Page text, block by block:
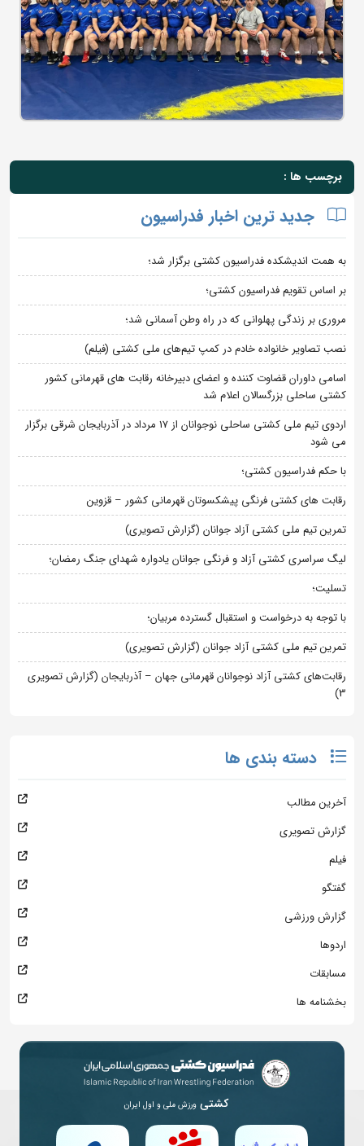
برچسب ها :
جدید ترین اخبار فدراسیون
به همت اندیشکده فدراسیون کشتی برگزار شد؛
بر اساس تقویم فدراسیون کشتی؛
مروری بر زندگی پهلوانی که در راه وطن آسمانی شد؛
نصب تصاویر خانواده خادم در کمپ تیم‌های ملی کشتی (فیلم)
اسامی داوران قضاوت کننده و اعضای دبیرخانه رقابت های قهرمانی کشور
کشتی ساحلی بزرگسالان اعلام شد
اردوی تیم ملی کشتی ساحلی نوجوانان از 17 مرداد در آذربایجان شرقی برگزار
می شود
با حکم فدراسیون کشتی؛
رقابت های کشتی فرنگی پیشکسوتان قهرمانی کشور – قزوین
تمرین تیم ملی کشتی آزاد جوانان (گزارش تصویری)
لیگ سراسری کشتی آزاد و فرنگی جوانان یادواره شهدای جنگ رمضان؛
تسلیت؛
با توجه به درخواست و استقبال گسترده مربیان؛
تمرین تیم ملی کشتی آزاد جوانان (گزارش تصویری)
رقابت‌های کشتی آزاد نوجوانان قهرمانی جهان – آذربایجان (گزارش تصویری
3)
دسته بندی ها
آخرین مطالب
گزارش تصویری
فیلم
گفتگو
گزارش ورزشی
اردوها
مسابقات
بخشنامه ها
کشتی ورزش ملی و اول ایران